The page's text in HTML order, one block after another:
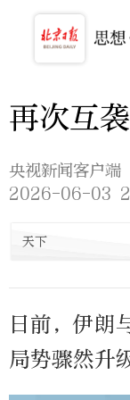
再次互
央视新闻客户端
2026-06-03
天下
日前，伊朗
局势骤然升